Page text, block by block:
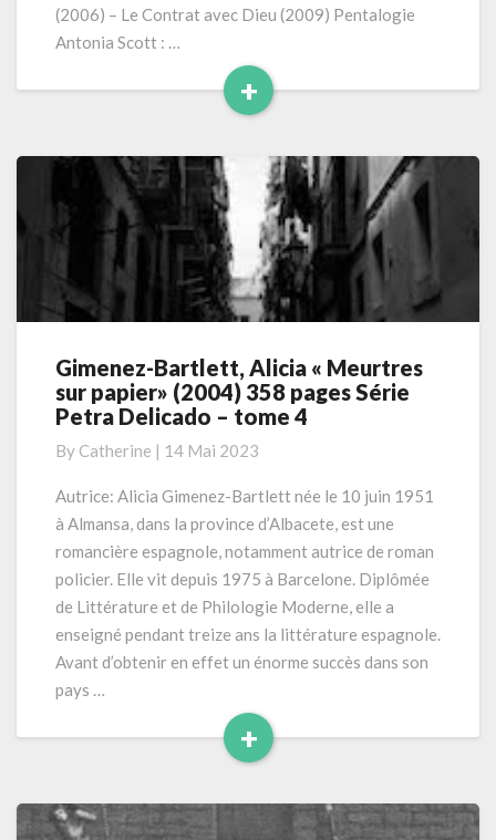
–
tome
(2006) – Le Contrat avec Dieu (2009) Pentalogie
Antonia Scott : …
+
Read
Gimenez-
Bartlett,
Alicia
Meurtres
sur
(2004)
358
pages
Série
Petra
Delicado
–
tome
Gimenez-Bartlett, Alicia « Meurtres
sur papier» (2004) 358 pages Série
Petra Delicado – tome 4
By Catherine | 14 Mai 2023
Autrice: Alicia Gimenez-Bartlett née le 10 juin 1951
à Almansa, dans la province d’Albacete, est une
romancière espagnole, notamment autrice de roman
policier. Elle vit depuis 1975 à Barcelone. Diplômée
de Littérature et de Philologie Moderne, elle a
enseigné pendant treize ans la littérature espagnole.
Avant d’obtenir en effet un énorme succès dans son
pays …
+
Read